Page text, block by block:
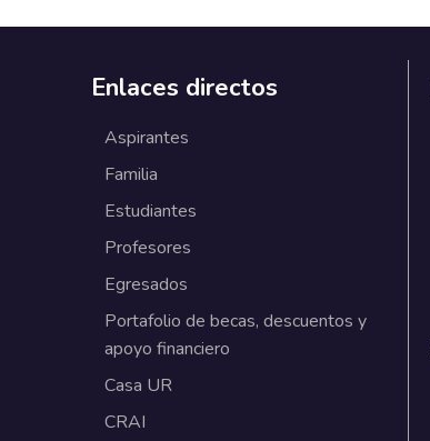
Enlaces directos
Aspirantes
Familia
Estudiantes
Profesores
Egresados
Portafolio de becas, descuentos y
apoyo financiero
Casa UR
CRAI